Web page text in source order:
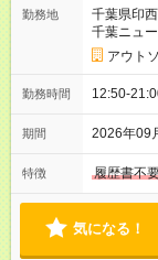
勤務地
千葉県印
千葉ニュ
アウト
勤務時間 12:50-
期間 2026年09
特徴 履歴書不
気になる！